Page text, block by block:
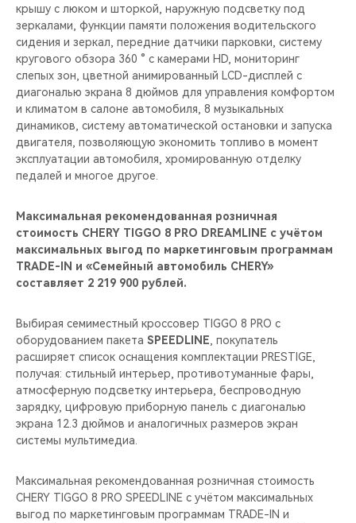
крышу с люком и шторкой, наружную подсветку под
зеркалами, функции памяти положения водительского
сидения и зеркал, передние датчики парковки, систему
кругового обзора 360 ° с камерами HD, мониторинг
слепых зон, цветной анимированный LCD-дисплей с
диагональю экрана 8 дюймов для управления комфортом
и климатом в салоне автомобиля, 8 музыкальных
динамиков, систему автоматической остановки и запуска
двигателя, позволяющую экономить топливо в момент
эксплуатации автомобиля, хромированную отделку
педалей и многое другое.
Максимальная рекомендованная розничная
стоимость CHERY TIGGO 8 PRO DREAMLINE c учётом
максимальных выгод по маркетинговым программам
TRADE-IN и «Семейный автомобиль CHERY»
составляет 2 219 900 рублей.
Выбирая семиместный кроссовер TIGGO 8 PRO с
оборудованием пакета SPEEDLINE , покупатель
расширяет список оснащения комплектации PRESTIGE,
получая: стильный интерьер, противотуманные фары,
атмосферную подсветку интерьера, беспроводную
зарядку, цифровую приборную панель с диагональю
экрана 12.3 дюймов и аналогичных размеров экран
системы мультимедиа.
Максимальная рекомендованная розничная стоимость
CHERY TIGGO 8 PRO SPEEDLINE c учётом максимальных
выгод по маркетинговым программам TRADE-IN и